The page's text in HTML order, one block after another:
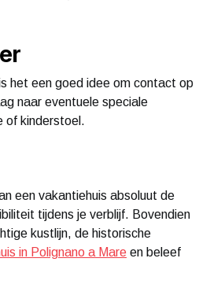
het een goed idee om contact op
naar eventuele speciale
of kinderstoel.
een vakantiehuis absoluut de
tijdens je verblijf. Bovendien
kustlijn, de historische
in Polignano a Mare en beleef